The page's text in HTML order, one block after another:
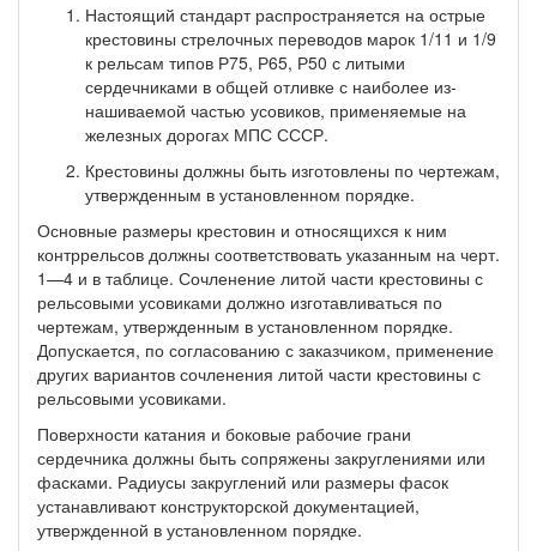
Настоящий стандарт распространяется на острые
крестови­ны стрелочных переводов марок 1/11 и 1/9
к рельсам типов Р75, Р65, Р50 с литыми
сердечниками в общей отливке с наиболее из­
нашиваемой частью усовиков, применяемые на
железных дорогах МПС СССР.
Крестовины должны быть изготовлены по чертежам,
утверж­денным в установленном порядке.
Основные размеры крестовин и относящихся к ним
контррель­сов должны соответствовать указанным на черт.
1—4 и в таблице. Сочленение литой части крестовины с
рельсовыми усовиками должно изготавливаться по
чертежам, утвержденным в установ­ленном порядке.
Допускается, по согласованию с заказчиком, при­менение
других вариантов сочленения литой части крестовины с
рельсовыми усовиками.
Поверхности катания и боковые рабочие грани
сердечника должны быть сопряжены закруглениями или
фасками. Радиусы закруглений или размеры фасок
устанавливают конструкторской документацией,
утвержденной в установленном порядке.